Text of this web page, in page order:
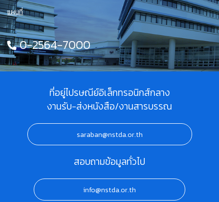
แผนที่
0-2564-7000
ที่อยู่ไปรษณีย์อิเล็กทรอนิกส์กลาง
งานรับ-ส่งหนังสือ/งานสารบรรณ
saraban@nstda.or.th
สอบถามข้อมูลทั่วไป
info@nstda.or.th